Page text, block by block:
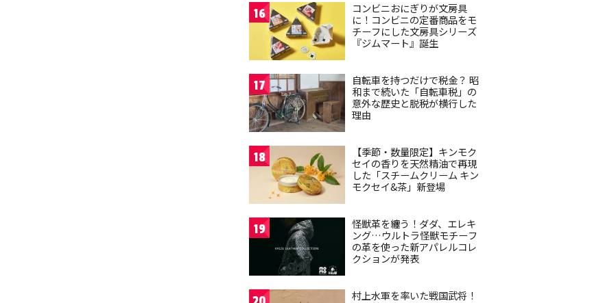
16
コンビニおにぎりが文房具
に！コンビニの定番商品をモ
チーフにした文房具シリーズ
『ジムマート』誕生
17
自転車を持つだけで税金？ 昭
和まで続いた「自転車税」の
意外な歴史と脱税が横行した
理由
18
【季節・数量限定】キンモク
セイの香りを天然精油で再現
した「スチームクリーム キン
モクセイ&茶」新登場
19
怪獣革を纏う！ダダ、エレキ
ング…ウルトラ怪獣モチーフ
の革を使った新アパレルコレ
クションが発表
村上水軍を率いた戦国武将！